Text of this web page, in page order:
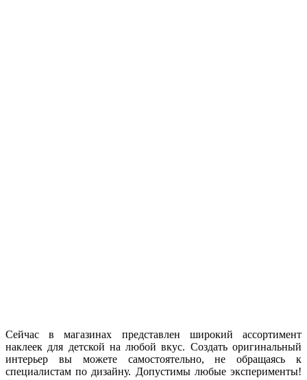
Сейчас в магазинах представлен широкий ассортимент
наклеек для детской на любой вкус. Создать оригинальный
интерьер вы можете самостоятельно, не обращаясь к
специалистам по дизайну. Допустимы любые эксперименты!